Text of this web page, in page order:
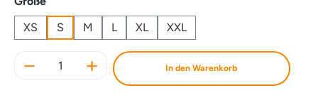
XS
S M L XL XXL
Produkt Anzahl: Gib den gewünschten
In den Warenkorb